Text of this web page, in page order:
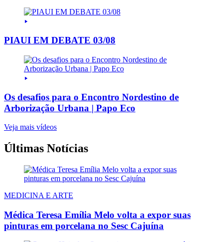
PIAUI EM DEBATE 03/08
Os desafios para o Encontro Nordestino de
Arborização Urbana | Papo Eco
Veja mais vídeos
Últimas Notícias
MEDICINA E ARTE
Médica Teresa Emília Melo volta a expor suas
pinturas em porcelana no Sesc Cajuína